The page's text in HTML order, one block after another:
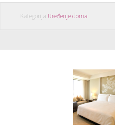
Kategorija Uređenje doma